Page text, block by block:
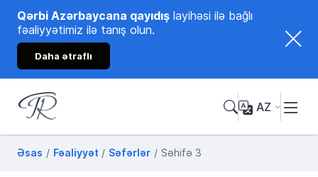
Qərbi Azərbaycana qayıdış layihəsi ilə bağlı
fəaliyyətimiz ilə tanış olun.
Daha ətraflı
Tənzilə Rüstəmxanlı
AZ
Əsas Fəaliyyət Səfərlər Səhifə 3